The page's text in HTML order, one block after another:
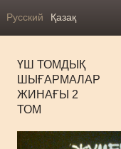
Русский Қазақ
ҮШ ТОМДЫҚ
ШЫҒАРМАЛАР
ЖИНАҒЫ 2
ТОМ